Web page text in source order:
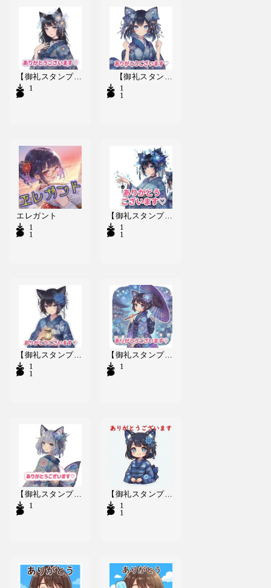
【御礼スタンプ】覇神楽Δらんちゃむ
1
【御礼スタンプ】唯我浜++ぱらら
1
1
エレガント
1
1
【御礼スタンプ】智亜里庵..かるめん
1
1
【御礼スタンプ】白神園＄う~ぱー1
1
1
【御礼スタンプ】銀羅院PPPぴんちゃぽ
1
【御礼スタンプ】紺空瑠|||けぁりぃ
1
【御礼スタンプ】東照宮ももりん(PR)
1
1